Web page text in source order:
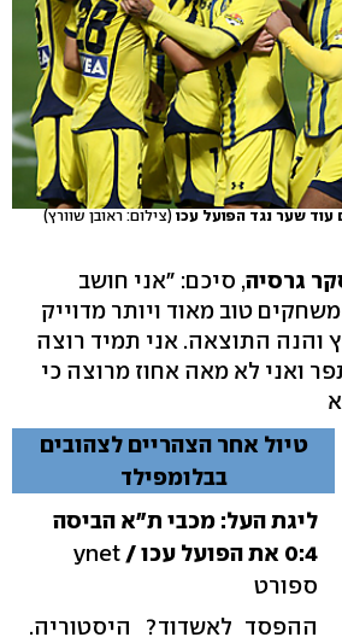
עוד שער נגד הפועל עכו (צילום: ראובן שוורץ)
גרסיה, סיכם: "אני חושב
טוב מאוד ויותר מדוייק
והנה התוצאה. אני תמיד רוצה
ואני לא מאה אחוז מרוצה כי
טיול אחר הצהריים לצהובים
בבלומפילד
ליגת העל: מכבי ת"א הביסה
0:4 את הפועל עכו /
ynet
ספורט
ההפסד לאשדוד? היסטוריה.